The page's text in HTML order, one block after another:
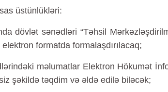
üstünlükləri:
dövlət sənədləri “Təhsil
formatda formalaşdırılacaq;
məlumatlar Elektron Hökumət
şəkildə təqdim və əldə edilə biləcək;